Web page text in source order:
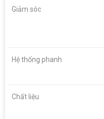
Giảm sóc
Hệ thống phanh
Chất liệu